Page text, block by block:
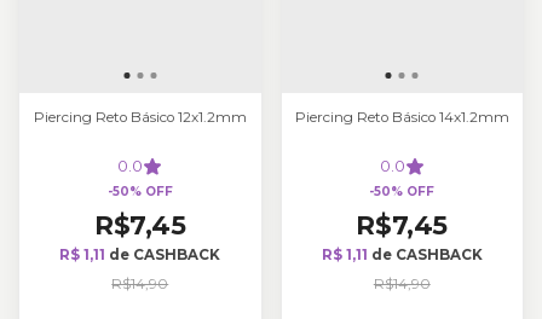
Piercing Reto Básico 12x1.2mm
0.0
-50% OFF
R$7,45
R$ 1,11 de CASHBACK
R$14,90
Piercing Reto Básico 14x1.2mm
0.0
-50% OFF
R$7,45
R$ 1,11 de CASHBACK
R$14,90